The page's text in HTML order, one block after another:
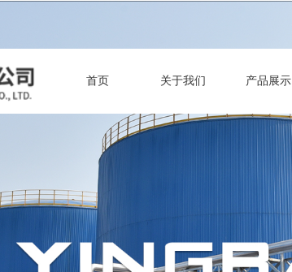
首页 关于我们 产品展示